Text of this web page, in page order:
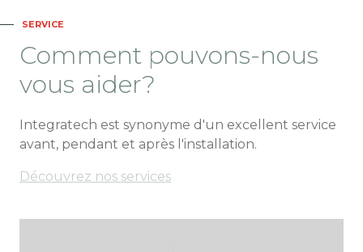
SERVICE
Comment pouvons-nous
vous aider?
Integratech est synonyme d'un excellent service
avant, pendant et après l'installation.
Découvrez nos services